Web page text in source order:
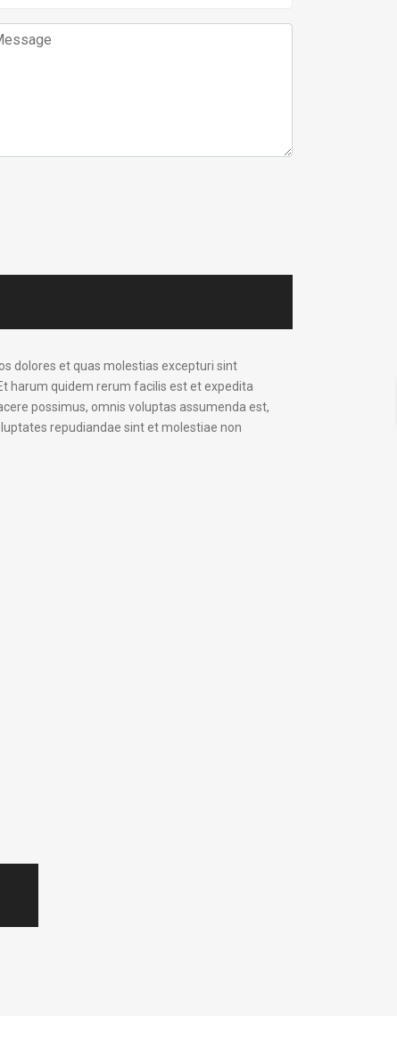
dolores et quas molestias excepturi sint
harum quidem rerum facilis est et expedita
possimus, omnis voluptas assumenda est,
repudiandae sint et molestiae non